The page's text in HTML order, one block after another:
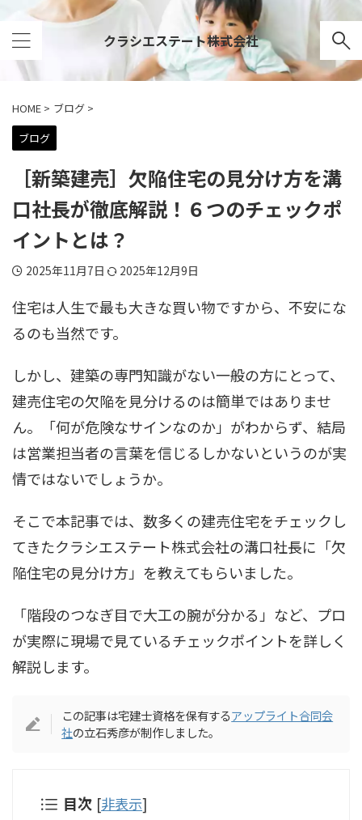
クラシエステート株式会社
HOME > ブログ >
ブログ
［新築建売］欠陥住宅の見分け方を溝
口社長が徹底解説！６つのチェックポ
イントとは？
2025年11月7日 2025年12月9日
住宅は人生で最も大きな買い物ですから、不安にな
るのも当然です。
しかし、建築の専門知識がない一般の方にとって、
建売住宅の欠陥を見分けるのは簡単ではありませ
ん。「何が危険なサインなのか」がわからず、結局
は営業担当者の言葉を信じるしかないというのが実
情ではないでしょうか。
そこで本記事では、数多くの建売住宅をチェックし
てきたクラシエステート株式会社の溝口社長に「欠
陥住宅の見分け方」を教えてもらいました。
「階段のつなぎ目で大工の腕が分かる」など、プロ
が実際に現場で見ているチェックポイントを詳しく
解説します。
この記事は宅建士資格を保有するアップライト合同会
社の立石秀彦が制作しました。
目次 [非表示]